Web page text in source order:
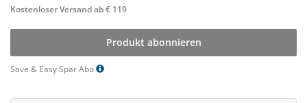
Kostenloser Versand ab € 119
Produkt abonnieren
Save & Easy Spar Abo